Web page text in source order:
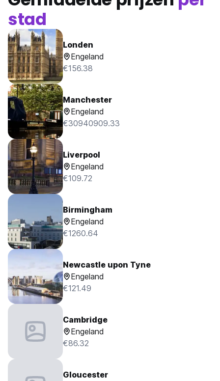
stad
Londen
Engeland
€156.38
Manchester
Engeland
€30940909.33
Liverpool
Engeland
€109.72
Birmingham
Engeland
€1260.64
Newcastle upon Tyne
Engeland
€121.49
Cambridge
Engeland
€86.32
Gloucester